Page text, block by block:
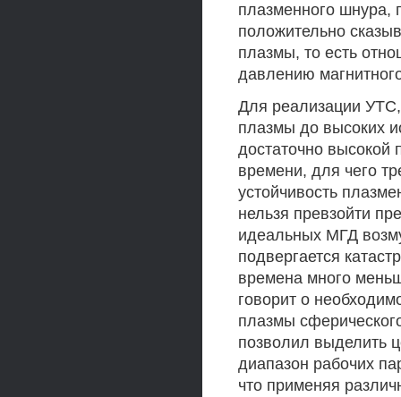
плазменного шнура,
положительно
плазмы, то есть
давлению
Для реализации
плазмы до высоких
достаточно высокой
времени, для чего
устойчивость
нельзя превзойти
идеальных МГД
подвергается
времена много
говорит о
плазмы
позволил выделить
диапазон рабочих
что применяя